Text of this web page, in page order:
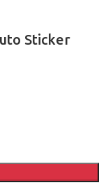
Sticker